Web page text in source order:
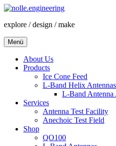
Zum
springen
explore / design / make
Menü
About Us
Products
Ice Cone Feed
L-Band Helix Antennas
L-Band Antenna
Services
Antenna Test Facility
Anechoic Test Field
Shop
QO100